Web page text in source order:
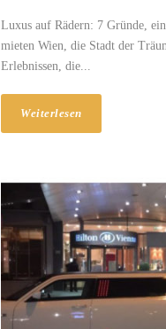
Luxus auf Rädern: 7 Gründe,
mieten Wien, die Stadt der
Erlebnissen, die...
Weiterlesen